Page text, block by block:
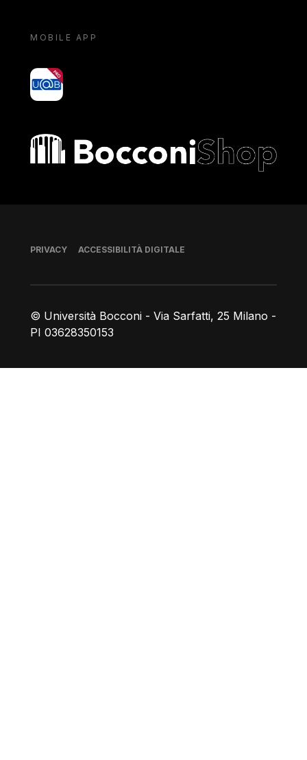
MOBILE APP
yoU@B
Bocconi shop
© Università Bocconi - Via Sarfatti, 25 Milano -
PI 03628350153
Piè di pagina
PRIVACY ACCESSIBILITÀ DIGITALE